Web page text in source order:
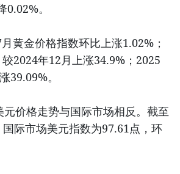
。
黄金价格指数环比上涨1.02%；
2024年12月上涨34.9%；2025
39.09%。
价格走势与国际市场相反。截至
际市场美元指数为97.61点，环